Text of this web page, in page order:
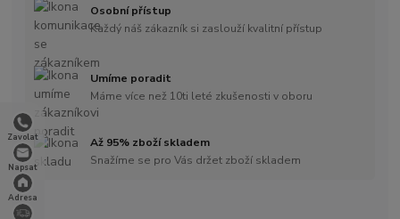
Zavolat
Napsat
Adresa
Osobní přístup
Každý náš zákazník si zaslouží kvalitní přístup
Umíme poradit
Máme více než 10ti leté zkušenosti v oboru
Až 95% zboží skladem
Snažíme se pro Vás držet zboží skladem